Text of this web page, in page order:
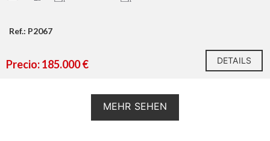
Ref.: P2067
Precio: 185.000 € DETAILS
MEHR SEHEN